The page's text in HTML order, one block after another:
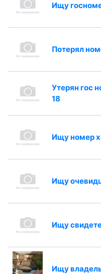
Ищу
Потерял
Утерян гос
18
Ищу номер
Ищу
Ищу
Ищу